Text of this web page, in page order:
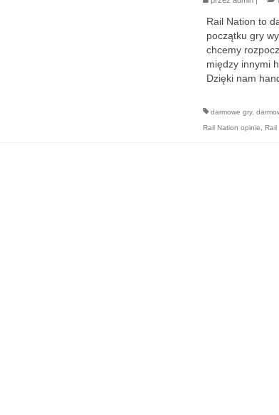
Rail Nation to
początku gry
chcemy
między innymi
Dzięki nam
darmowe gry,
Rail Nation opinie
Rail